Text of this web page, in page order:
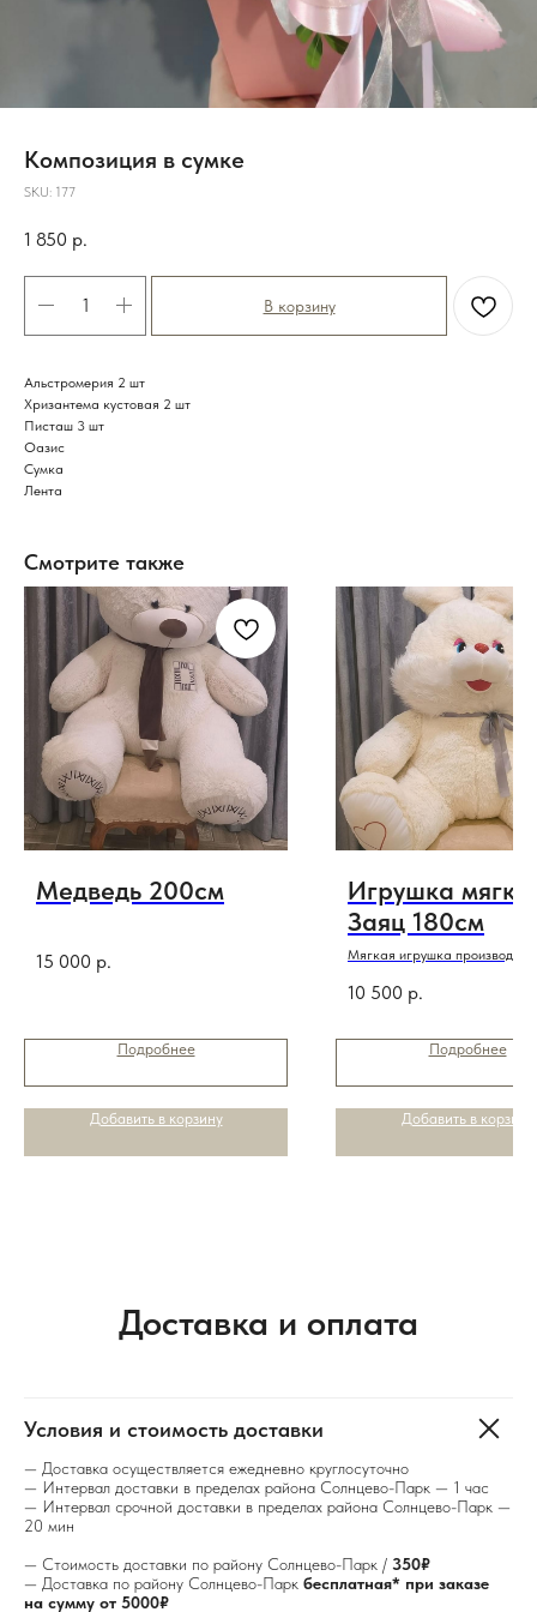
Композиция в сумке
SKU: 177
1 850 р.
В корзину
Альстромерия 2 шт
Хризантема кустовая 2 шт
Писташ 3 шт
Оазис
Сумка
Лента
Смотрите также
Медведь 200см
15 000 р.
Подробнее
Добавить в корзину
Игрушка
Заяц 180см
Мягкая игрушка
10 500 р.
Подробнее
Добавить в корзину
Доставка и оплата
Условия и стоимость доставки
— Доставка осуществляется ежедневно круглосуточно
— Интервал доставки в пределах района Солнцево-Парк — 1 час
— Интервал срочной доставки в пределах района Солнцево-Парк —
20 мин
— Стоимость доставки по району Солнцево-Парк / 350₽
— Доставка по району Солнцево-Парк бесплатная* при заказе
на сумму от 5000₽